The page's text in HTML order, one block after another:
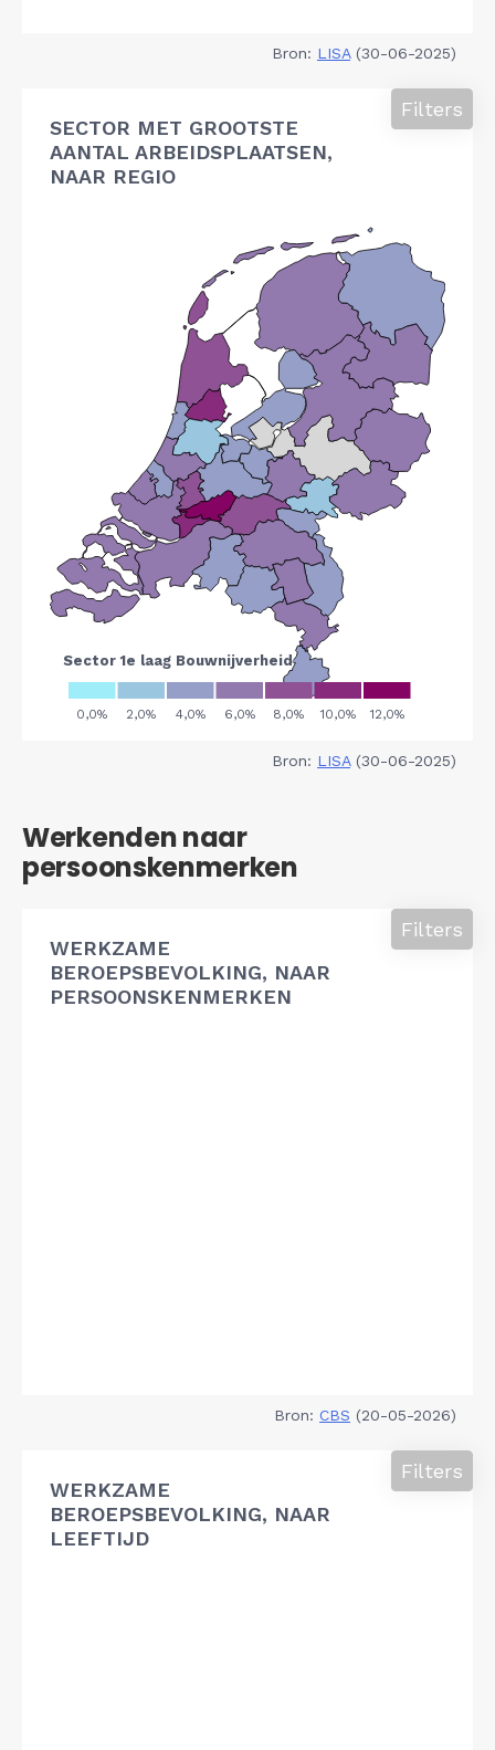
Bron: LISA(30-06-2025)
SECTOR MET GROOTSTE
AANTAL ARBEIDSPLAATSEN,
NAAR REGIO
Filters
Bron: LISA(30-06-2025)
Werkenden naar
persoonskenmerken
WERKZAME
BEROEPSBEVOLKING, NAAR
PERSOONSKENMERKEN
Filters
Bron: CBS (20-05-2026)
WERKZAME
BEROEPSBEVOLKING, NAAR
LEEFTIJD
Filters